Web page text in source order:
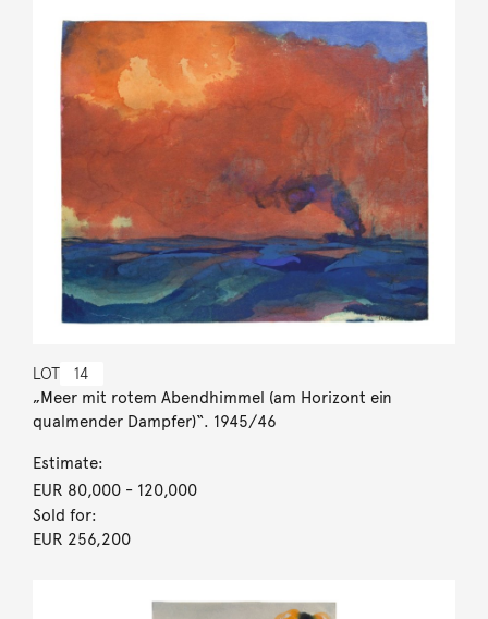
LOT 14
„Meer mit rotem Abendhimmel (am Horizont ein
qualmender Dampfer)“. 1945/46
Estimate:
EUR 80,000- 120,000
Sold for:
EUR 256,200